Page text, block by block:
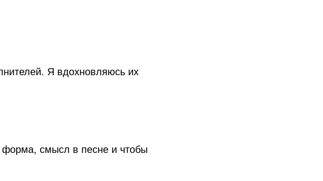
Я вдохновляюсь их
смысл в песне и чтобы